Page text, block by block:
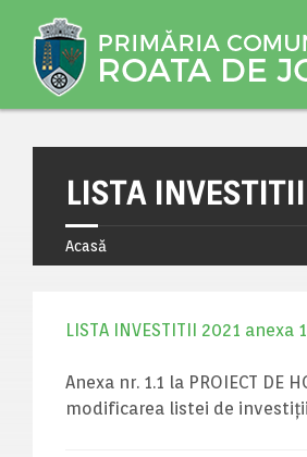
LISTA
Acasă
LISTA INVESTITII 2021 anexa
Anexa nr. 1.1 la PROIECT
modificarea listei de